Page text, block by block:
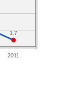
2011
1.7